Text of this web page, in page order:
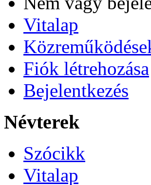
Vitalap
Fiók létrehozása
Bejelentkezés
Névterek
Szócikk
Vitalap